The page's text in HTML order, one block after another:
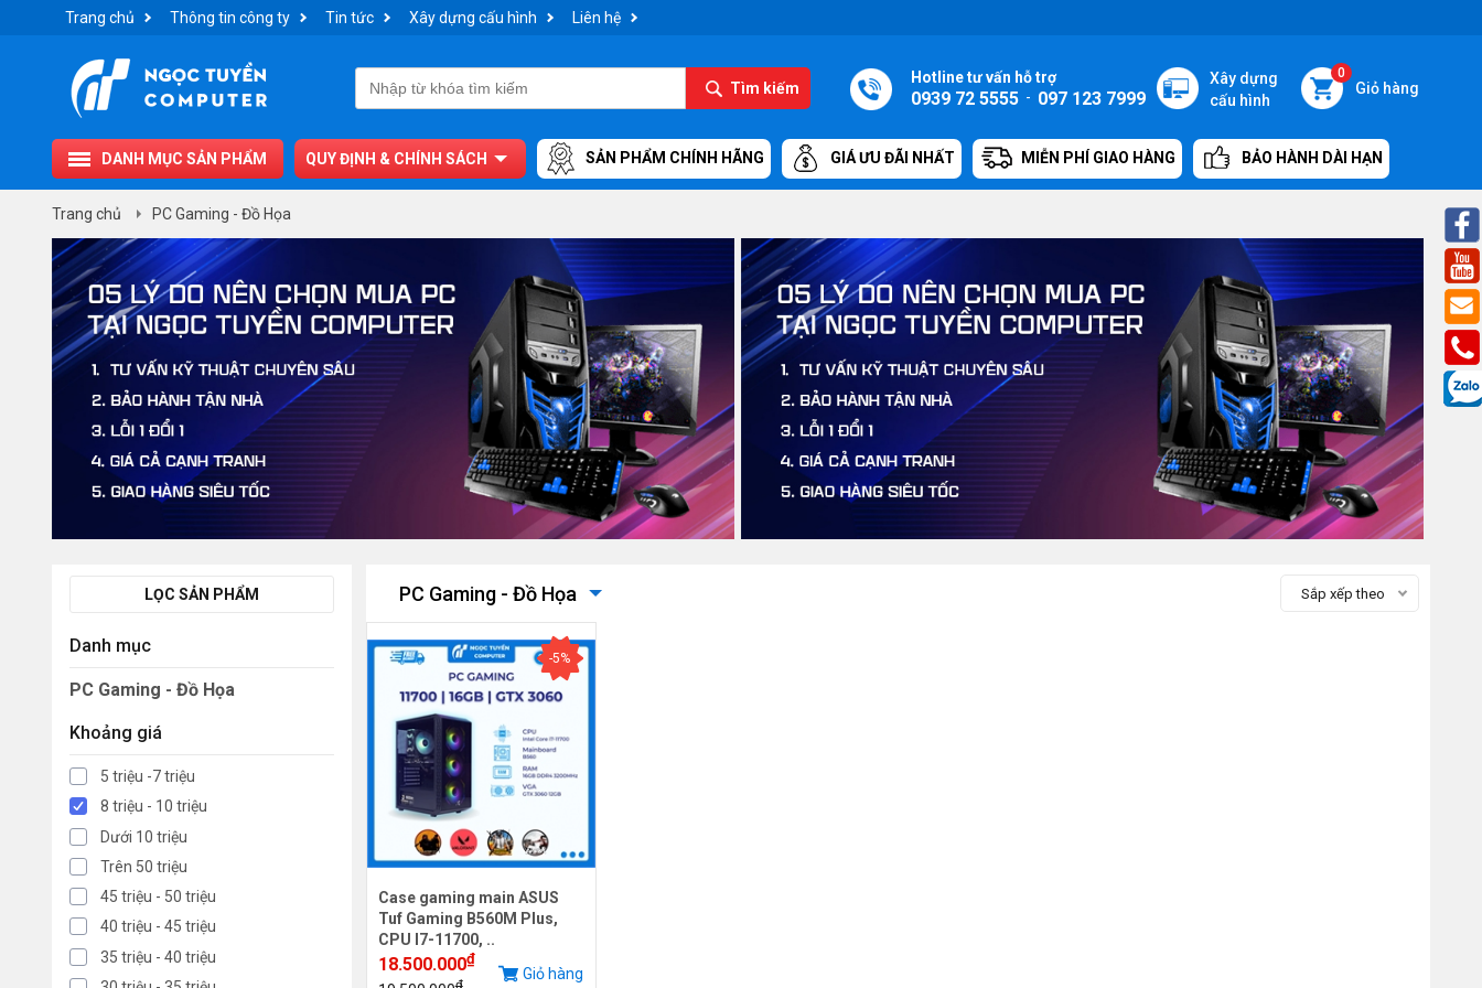
Trang chủ Thông tin công ty Tin tức Xây dựng cấu hình Liên hệ
Tìm kiếm
0
Giỏ hàng
Xây dựng
cấu hình
Hotline tư vấn hỗ trợ
0939 72 5555 - 097 123 7999
DANH MỤC SẢN PHẨM QUY ĐỊNH & CHÍNH SÁCH SẢN PHẨM CHÍNH HÃNG GIÁ ƯU ĐÃI NHẤT MIỄN PHÍ GIAO HÀNG BẢO HÀNH DÀI HẠN
Trang chủ PC Gaming - Đồ Họa
LỌC SẢN PHẨM
Danh mục
PC Gaming - Đồ Họa
Khoảng giá
5 triệu -7 triệu
8 triệu - 10 triệu
Dưới 10 triệu
Trên 50 triệu
45 triệu - 50 triệu
40 triệu - 45 triệu
35 triệu - 40 triệu
PC Gaming - Đồ Họa Sắp xếp theo
-5%
Case gaming main ASUS
Tuf Gaming B560M Plus,
CPU I7-11700, ..
18.500.000₫
₫
Giỏ hàng